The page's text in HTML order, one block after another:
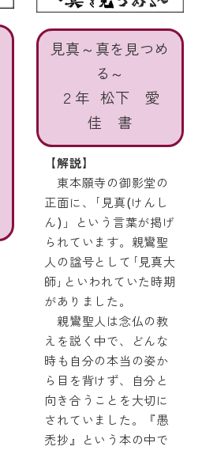
見真 ～真を見つめ
る～
２年 松下 愛
佳 書
【解説】
東本願寺の御影堂の
正面に、｢見真(けんし
ん)」という言葉が掲げ
られています。親鸞聖
人の諡号として｢見真大
師｣といわれていた時期
がありました。
親鸞聖人は念仏の教
えを説く中で、どんな
時も自分の本当の姿か
ら目を背けず、自分と
向き合うことを大切に
されていました。『愚
禿抄』という本の中で